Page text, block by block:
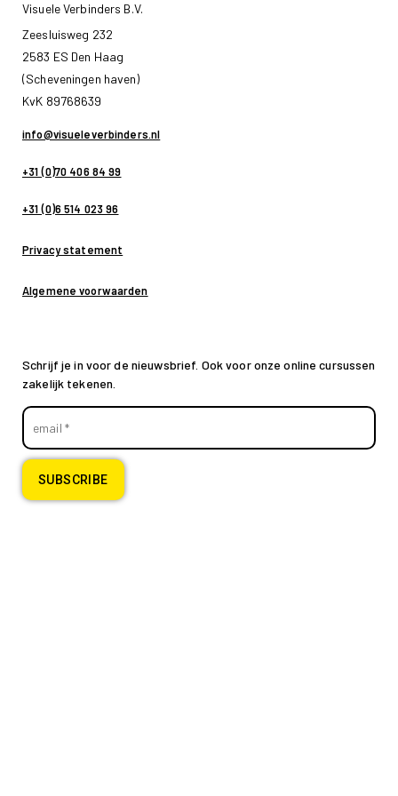
Visuele Verbinders B.V.
Zeesluisweg 232
2583 ES Den Haag
(Scheveningen haven)
KvK 89768639
info@visueleverbinders.nl
+31 (0)70 406 84 99
+31 (0)6 514 023 96
Privacy statement
Algemene voorwaarden
Schrijf je in voor de nieuwsbrief. Ook voor onze online cursussen
zakelijk tekenen.
email *